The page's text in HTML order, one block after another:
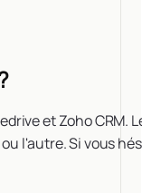
et Zoho CRM.
l'autre. Si vous